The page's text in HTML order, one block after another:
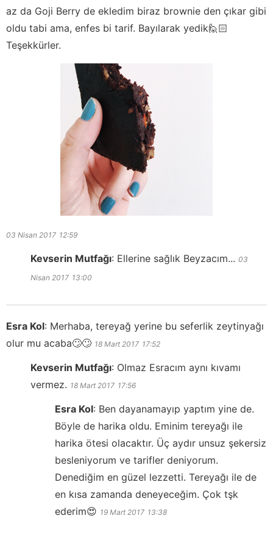
az da Goji Berry de ekledim biraz brownie den çıkar gibi
oldu tabi ama, enfes bi tarif. Bayılarak yedik🙋🏻
Teşekkürler.
03 Nisan 2017 12:59
Kevserin Mutfağı: Ellerine sağlık Beyzacım... 03
Nisan 2017 13:00
Esra Kol: Merhaba, tereyağ yerine bu seferlik zeytinyağı
olur mu acaba🙄🙄 18 Mart 2017 17:52
Kevserin Mutfağı: Olmaz Esracım aynı kıvamı
vermez. 18 Mart 2017 17:56
Esra Kol: Ben dayanamayıp yaptım yine de.
Böyle de harika oldu. Eminim tereyağı ile
harika ötesi olacaktır. Üç aydır unsuz şekersiz
besleniyorum ve tarifler deniyorum.
Denediğim en güzel lezzetti. Tereyağı ile de
en kısa zamanda deneyeceğim. Çok tşk
ederim😍 19 Mart 2017 13:38